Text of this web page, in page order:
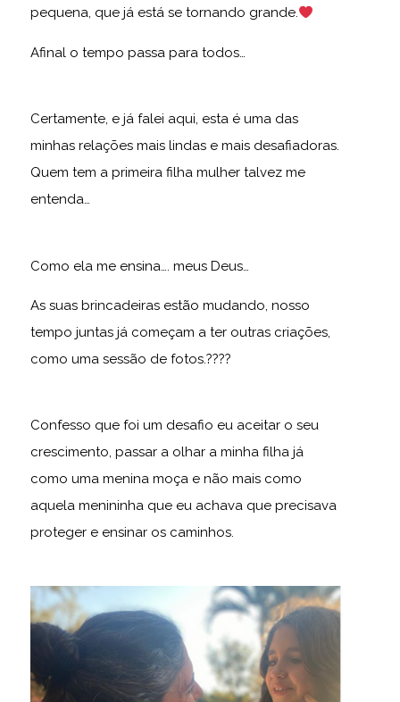
pequena, que já está se tornando grande.
Afinal o tempo passa para todos…
Certamente, e já falei aqui, esta é uma das
minhas relações mais lindas e mais desafiadoras.
Quem tem a primeira filha mulher talvez me
entenda…
Como ela me ensina…. meus Deus…
As suas brincadeiras estão mudando, nosso
tempo juntas já começam a ter outras criações,
como uma sessão de fotos.????
Confesso que foi um desafio eu aceitar o seu
crescimento, passar a olhar a minha filha já
como uma menina moça e não mais como
aquela menininha que eu achava que precisava
proteger e ensinar os caminhos.